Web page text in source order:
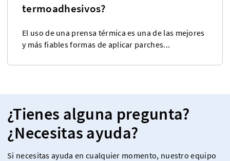
termoadhesivos?
El uso de una prensa térmica es una de las mejores
y más fiables formas de aplicar parches...
¿Tienes alguna pregunta?
¿Necesitas ayuda?
Si necesitas ayuda en cualquier momento, nuestro equipo